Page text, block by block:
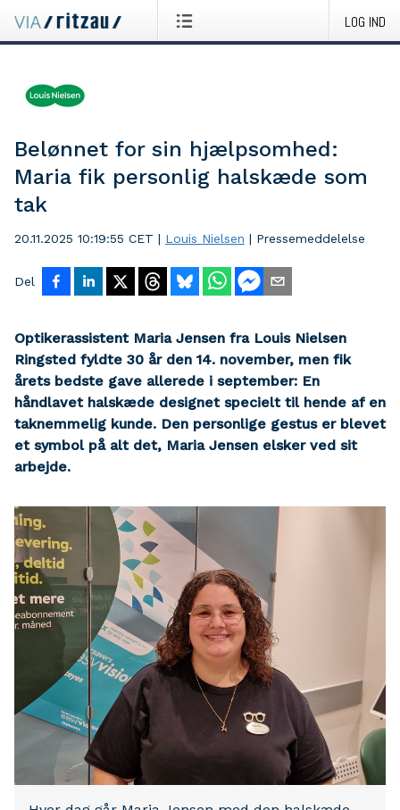
LOG IND
Belønnet for sin hjælpsomhed:
Maria fik personlig halskæde som
tak
20.11.2025 10:19:55 CET | Louis Nielsen | Pressemeddelelse
Del
Optikerassistent Maria Jensen fra Louis Nielsen
Ringsted fyldte 30 år den 14. november, men fik
årets bedste gave allerede i september: En
håndlavet halskæde designet specielt til hende af en
taknemmelig kunde. Den personlige gestus er blevet
et symbol på alt det, Maria Jensen elsker ved sit
arbejde.